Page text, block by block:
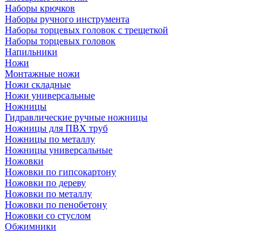
Наборы крючков
Наборы ручного инструмента
Наборы торцевых головок с трещеткой
Наборы торцевых головок
Напильники
Ножи
Монтажные ножи
Ножи складные
Ножи универсальные
Ножницы
Гидравлические ручные ножницы
Ножницы для ПВХ труб
Ножницы по металлу
Ножницы универсальные
Ножовки
Ножовки по гипсокартону
Ножовки по дереву
Ножовки по металлу
Ножовки по пенобетону
Ножовки со стуслом
Обжимники